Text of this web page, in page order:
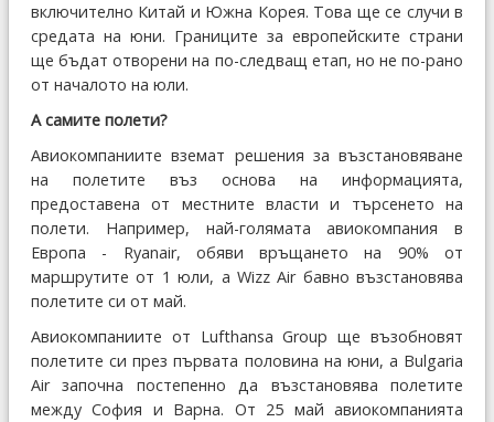
включително Китай и Южна Корея. Това ще се случи в
средата на юни. Границите за европейските страни
ще бъдат отворени на по-следващ етап, но не по-рано
от началото на юли.
А самите полети?
Авиокомпаниите вземат решения за възстановяване
на полетите въз основа на информацията,
предоставена от местните власти и търсенето на
полети. Например, най-голямата авиокомпания в
Европа - Ryanair, обяви връщането на 90% от
маршрутите от 1 юли, а Wizz Air бавно възстановява
полетите си от май.
Авиокомпаниите от Lufthansa Group ще възобновят
полетите си през първата половина на юни, а Bulgaria
Air започна постепенно да възстановява полетите
между София и Варна. От 25 май авиокомпанията